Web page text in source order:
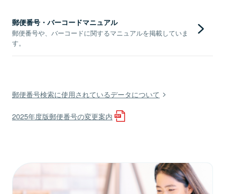
郵便番号・バーコードマニュアル
郵便番号や、バーコードに関するマニュアルを掲載していま
す。
郵便番号検索に使用されているデータについて
2025年度版郵便番号の変更案内